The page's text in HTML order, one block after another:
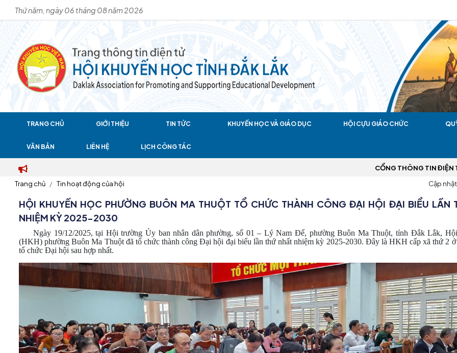
Thứ năm, ngày 06 tháng 08 năm 2026
TRANG CHỦ GIỚI THIỆU TIN TỨC KHUYẾN HỌC VÀ GIÁO DỤC HỘI CỰU GIÁO CHỨC
VĂN BẢN LIÊN HỆ LỊCH CÔNG TÁC
CỔNG THÔNG TIN ĐIỆN TỬ HỘI KHUYẾN HỌC TỈNH ĐẮK
Trang chủ
Tin hoạt động của hội Cập
HỘI KHUYẾN HỌC PHƯỜNG BUÔN MA THUỘT TỔ CHỨC THÀNH CÔNG ĐẠI HỘI ĐẠI BIỂU LẦN
NHIỆM KỲ 2025-2030
Ngày 19/12/2025, tại Hội trường Ủy ban nhân dân phường, số 01 – Lý Nam Đế, phường Buôn Ma Thuột, tỉnh Đắk Lắk,
(HKH) phường Buôn Ma Thuột đã tổ chức thành công Đại hội đại biểu lần thứ nhất nhiệm kỳ 2025-2030. Đây là HKH cấp xã thứ 2
tổ chức Đại hội sau hợp nhất.